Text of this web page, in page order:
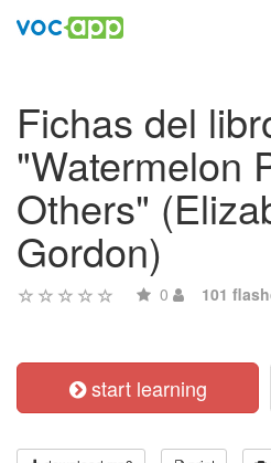
Fichas del
"Watermelon
Others"
Gordon)
0 101
start learning